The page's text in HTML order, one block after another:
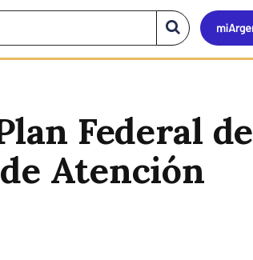
Buscar
en
el
Federal de
Atención